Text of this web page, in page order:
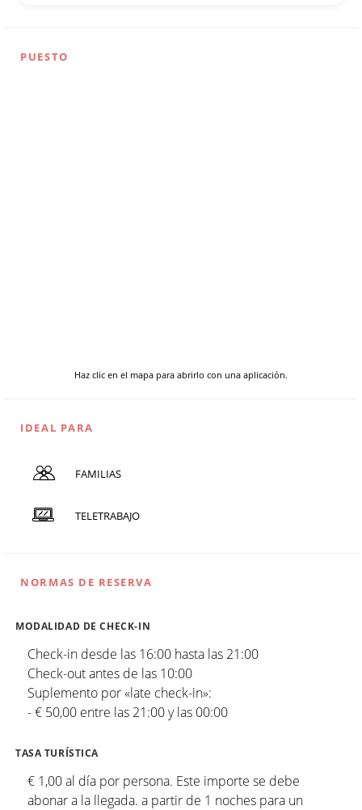
PUESTO
Haz clic en el mapa para abrirlo con una aplicación.
IDEAL PARA
FAMILIAS
TELETRABAJO
NORMAS DE RESERVA
MODALIDAD DE CHECK-IN
Check-in desde las 16:00 hasta las 21:00
Check-out antes de las 10:00
Suplemento por «late check-in»:
- € 50,00 entre las 21:00 y las 00:00
TASA TURÍSTICA
€ 1,00 al día por persona. Este importe se debe
abonar a la llegada. a partir de 1 noches para un